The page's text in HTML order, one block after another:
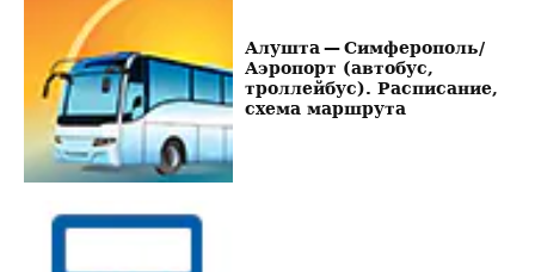
Алушта — Симферополь/
Аэропорт (автобус,
троллейбус). Расписание,
схема маршрута